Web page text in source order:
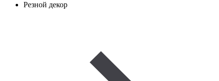
Резной декор